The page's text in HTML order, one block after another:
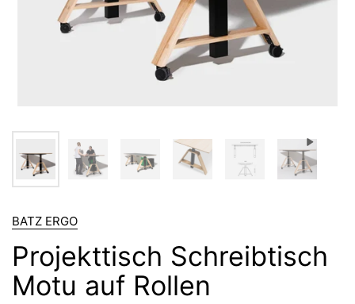
BATZ ERGO
Projekttisch Schreibtisch
Motu auf Rollen